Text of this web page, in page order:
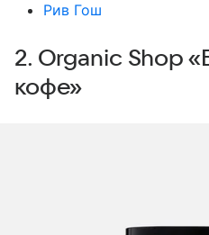
Рив Гош
2. Organic Shop
кофе»